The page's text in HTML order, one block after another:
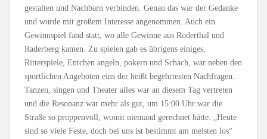
gestalten und Nachbarn verbinden. Genau das war der Gedanke
und wurde mit großem Interesse angenommen. Auch ein
Gewinnspiel fand statt, wo alle Gewinne aus Roderthal und
Raderberg kamen. Zu spielen gab es übrigens einiges,
Ritterspiele, Entchen angeln, pokern und Schach, war neben den
sportlichen Angeboten eins der heißt begehrtesten Nachfragen.
Tanzen, singen und Theater alles war an diesem Tag vertreten
und die Resonanz war mehr als gut, um 15:00 Uhr war die
Straße so proppenvoll, womit niemand gerechnet hätte. „Heute
sind so viele Feste, doch bei uns ist bestimmt am meisten los“